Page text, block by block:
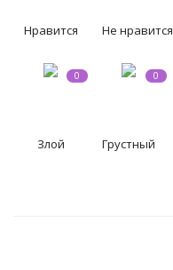
Нравится Не нравится
0
Злой
0
Грустный